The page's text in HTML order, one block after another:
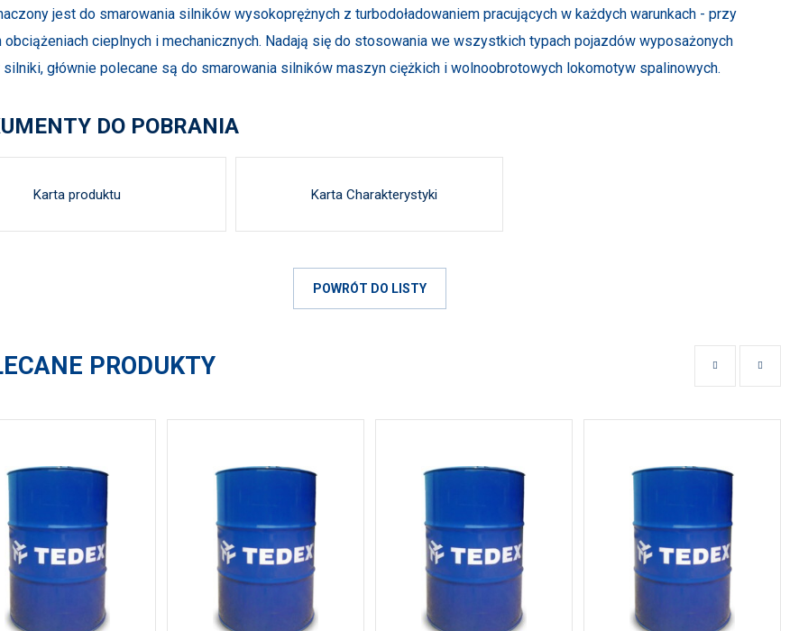
jest do smarowania silników wysokoprężnych z turbodoładowaniem pracujących w każdych warunkach - przy
obciążeniach cieplnych i mechanicznych. Nadają się do stosowania we wszystkich typach pojazdów wyposażonych
głównie polecane są do smarowania silników maszyn ciężkich i wolnoobrotowych lokomotyw spalinowych.
DO POBRANIA
Karta produktu Karta Charakterystyki
POWRÓT DO LISTY
PRODUKTY